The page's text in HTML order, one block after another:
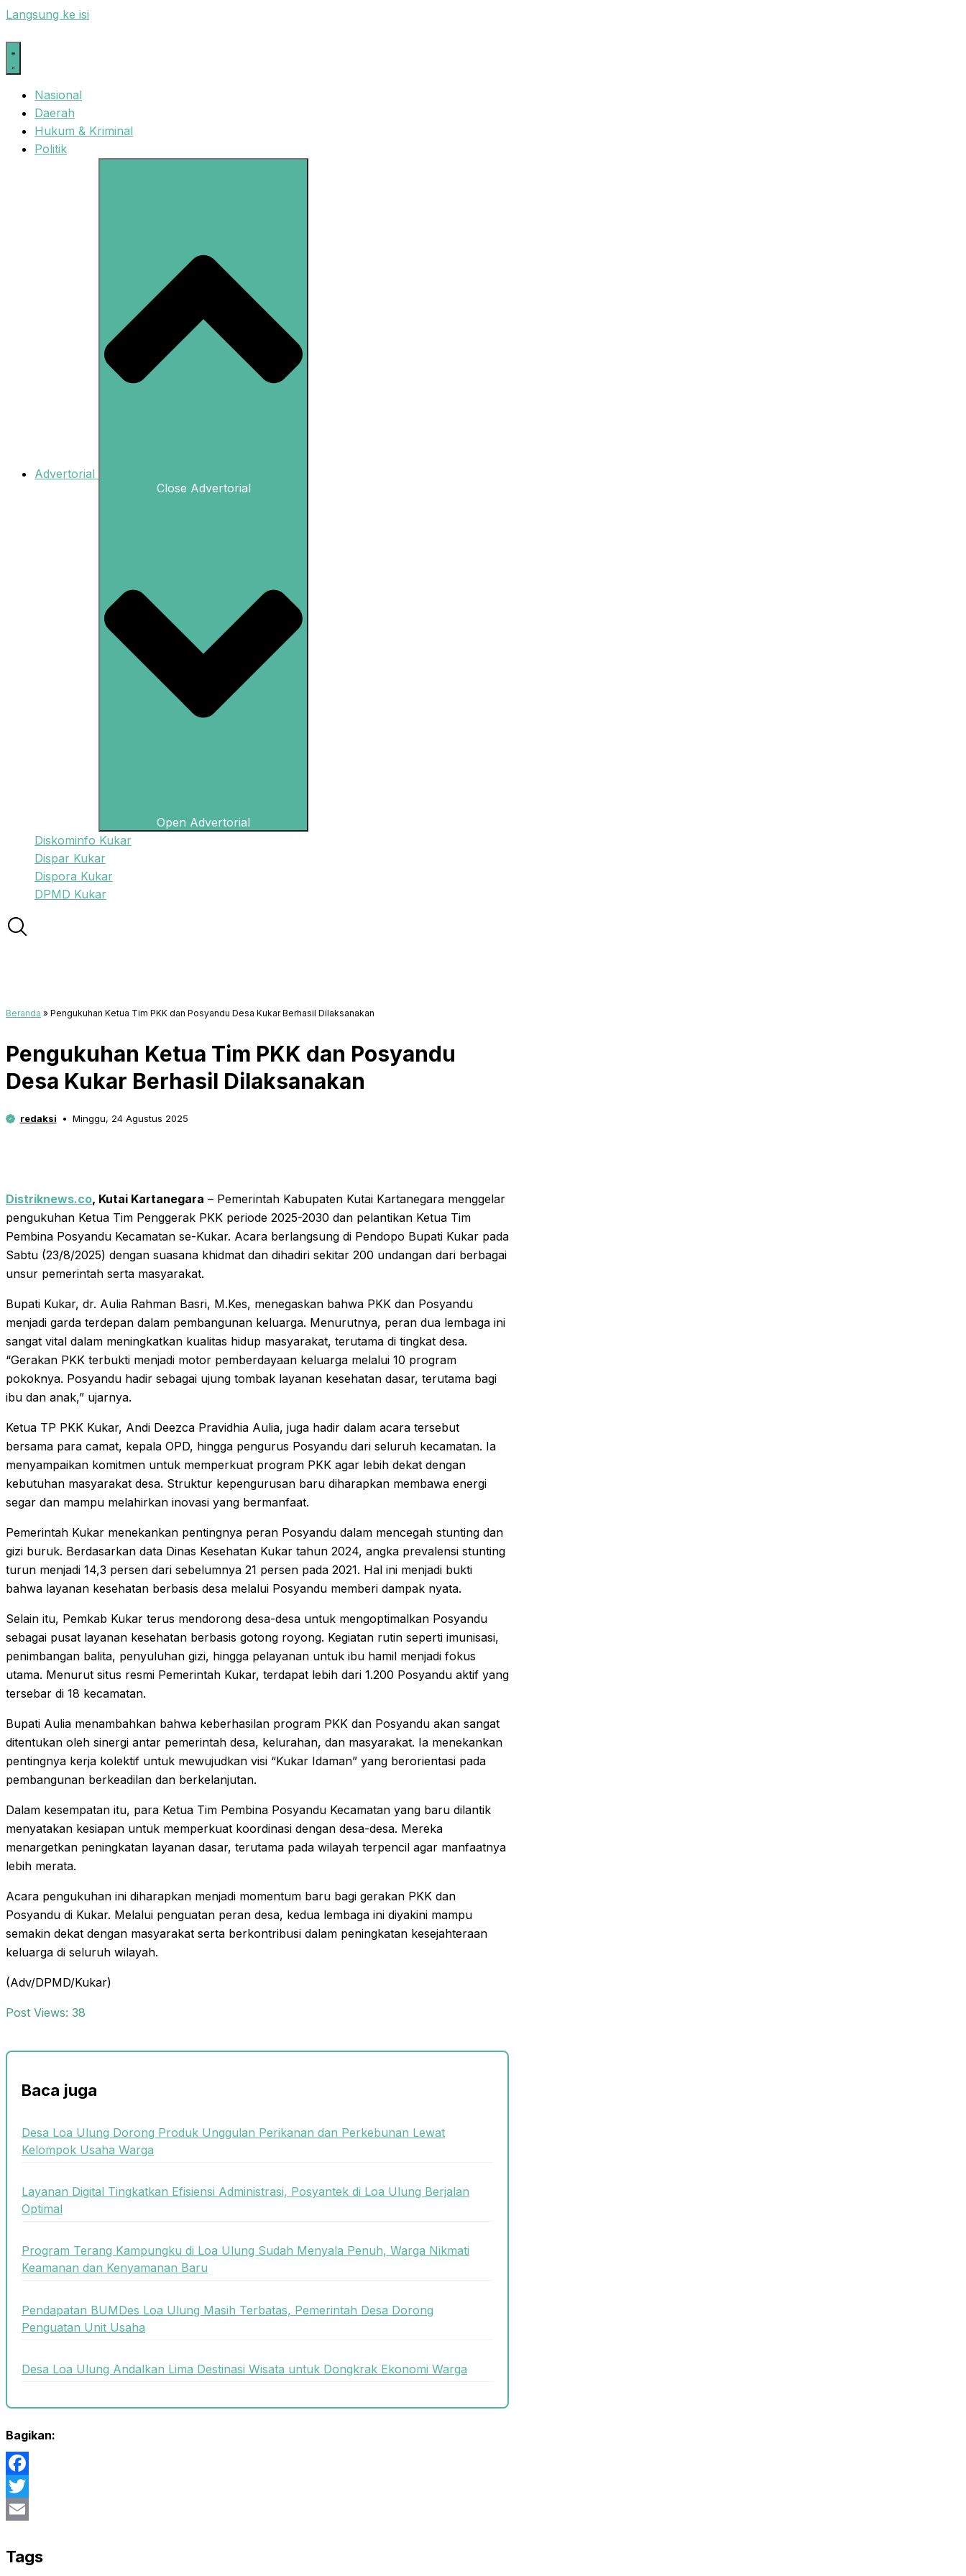
Langsung ke isi
Nasional
Daerah
Hukum & Kriminal
Politik
Advertorial
Close Advertorial
Open Advertorial
Diskominfo Kukar
Dispar Kukar
Dispora Kukar
DPMD Kukar
Beranda » Pengukuhan Ketua Tim PKK dan Posyandu Desa Kukar Berhasil Dilaksanakan
Pengukuhan Ketua Tim PKK dan Posyandu
Desa Kukar Berhasil Dilaksanakan
redaksi Minggu, 24 Agustus 2025
Distriknews.co, Kutai Kartanegara – Pemerintah Kabupaten Kutai Kartanegara menggelar
pengukuhan Ketua Tim Penggerak PKK periode 2025-2030 dan pelantikan Ketua Tim
Pembina Posyandu Kecamatan se-Kukar. Acara berlangsung di Pendopo Bupati Kukar pada
Sabtu (23/8/2025) dengan suasana khidmat dan dihadiri sekitar 200 undangan dari berbagai
unsur pemerintah serta masyarakat.
Bupati Kukar, dr. Aulia Rahman Basri, M.Kes, menegaskan bahwa PKK dan Posyandu
menjadi garda terdepan dalam pembangunan keluarga. Menurutnya, peran dua lembaga ini
sangat vital dalam meningkatkan kualitas hidup masyarakat, terutama di tingkat desa.
“Gerakan PKK terbukti menjadi motor pemberdayaan keluarga melalui 10 program
pokoknya. Posyandu hadir sebagai ujung tombak layanan kesehatan dasar, terutama bagi
ibu dan anak,” ujarnya.
Ketua TP PKK Kukar, Andi Deezca Pravidhia Aulia, juga hadir dalam acara tersebut
bersama para camat, kepala OPD, hingga pengurus Posyandu dari seluruh kecamatan. Ia
menyampaikan komitmen untuk memperkuat program PKK agar lebih dekat dengan
kebutuhan masyarakat desa. Struktur kepengurusan baru diharapkan membawa energi
segar dan mampu melahirkan inovasi yang bermanfaat.
Pemerintah Kukar menekankan pentingnya peran Posyandu dalam mencegah stunting dan
gizi buruk. Berdasarkan data Dinas Kesehatan Kukar tahun 2024, angka prevalensi stunting
turun menjadi 14,3 persen dari sebelumnya 21 persen pada 2021. Hal ini menjadi bukti
bahwa layanan kesehatan berbasis desa melalui Posyandu memberi dampak nyata.
Selain itu, Pemkab Kukar terus mendorong desa-desa untuk mengoptimalkan Posyandu
sebagai pusat layanan kesehatan berbasis gotong royong. Kegiatan rutin seperti imunisasi,
penimbangan balita, penyuluhan gizi, hingga pelayanan untuk ibu hamil menjadi fokus
utama. Menurut situs resmi Pemerintah Kukar, terdapat lebih dari 1.200 Posyandu aktif yang
tersebar di 18 kecamatan.
Bupati Aulia menambahkan bahwa keberhasilan program PKK dan Posyandu akan sangat
ditentukan oleh sinergi antar pemerintah desa, kelurahan, dan masyarakat. Ia menekankan
pentingnya kerja kolektif untuk mewujudkan visi “Kukar Idaman” yang berorientasi pada
pembangunan berkeadilan dan berkelanjutan.
Dalam kesempatan itu, para Ketua Tim Pembina Posyandu Kecamatan yang baru dilantik
menyatakan kesiapan untuk memperkuat koordinasi dengan desa-desa. Mereka
menargetkan peningkatan layanan dasar, terutama pada wilayah terpencil agar manfaatnya
lebih merata.
Acara pengukuhan ini diharapkan menjadi momentum baru bagi gerakan PKK dan
Posyandu di Kukar. Melalui penguatan peran desa, kedua lembaga ini diyakini mampu
semakin dekat dengan masyarakat serta berkontribusi dalam peningkatan kesejahteraan
keluarga di seluruh wilayah.
(Adv/DPMD/Kukar)
Post Views: 38
Baca juga
Desa Loa Ulung Dorong Produk Unggulan Perikanan dan Perkebunan Lewat
Kelompok Usaha Warga
Layanan Digital Tingkatkan Efisiensi Administrasi, Posyantek di Loa Ulung Berjalan
Optimal
Program Terang Kampungku di Loa Ulung Sudah Menyala Penuh, Warga Nikmati
Keamanan dan Kenyamanan Baru
Pendapatan BUMDes Loa Ulung Masih Terbatas, Pemerintah Desa Dorong
Penguatan Unit Usaha
Desa Loa Ulung Andalkan Lima Destinasi Wisata untuk Dongkrak Ekonomi Warga
Bagikan:
Facebook
Twitter
Tags